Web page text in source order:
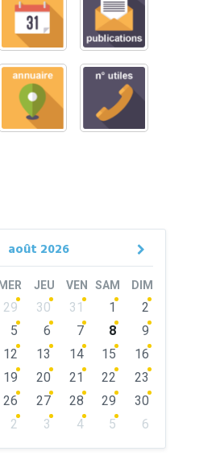
août 2026
Next
MER JEU VEN SAM DIM
29 30 31 1
2
5 6 7 8
9
12 13 14 15
16
19 20 21 22
23
26 27 28 29
30
2 3 4 5
6